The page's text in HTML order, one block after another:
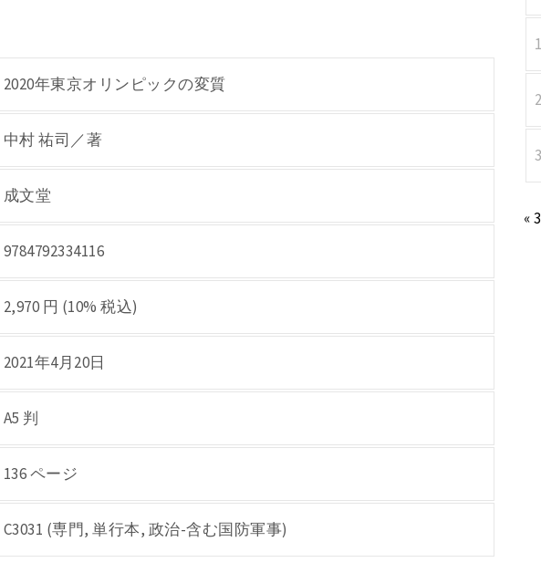
2020年東京オリンピックの変質
中村 祐司／著
成文堂
9784792334116
2,970 円 (10% 税込)
2021年4月20日
A5 判
136 ページ
C3031 (専門, 単行本, 政治-含む国防軍事)
«